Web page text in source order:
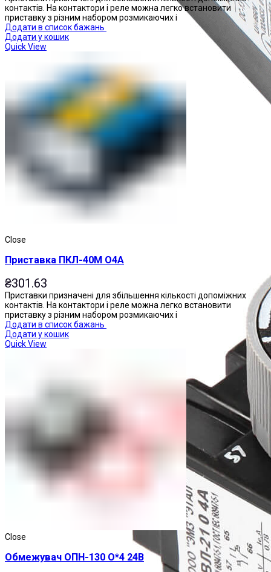
Приставки контактні
контактів. На контактори і реле можна легко встановити
приставку з різним набором розмикаючих і
Додати в список бажань
Додати у кошик
Quick View
Close
Приставка ПКЛ-40М О4А
₴301.63
Приставки призначені для збільшення кількості допоміжних
контактів. На контактори і реле можна легко встановити
приставку з різним набором розмикаючих і
Додати в список бажань
Додати у кошик
Quick View
Close
Обмежувач ОПН-130 О*4 24В